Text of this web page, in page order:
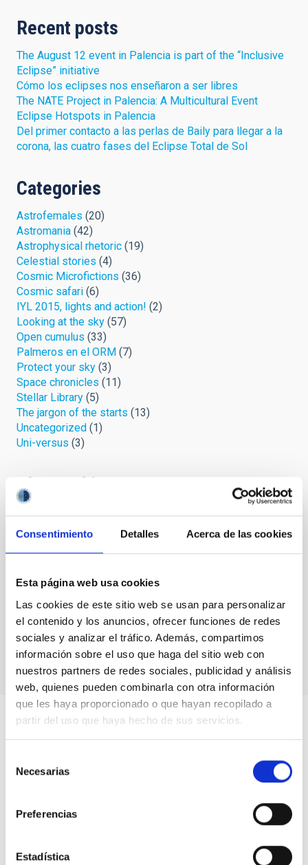
Consentimiento Detalles Acerca de las cookies
Esta página web usa cookies
Las cookies de este sitio web se usan para personalizar
el contenido y los anuncios, ofrecer funciones de redes
sociales y analizar el tráfico. Además, compartimos
información sobre el uso que haga del sitio web con
nuestros partners de redes sociales, publicidad y análisis
web, quienes pueden combinarla con otra información
que les haya proporcionado o que hayan recopilado a
partir del uso que haya hecho de sus servicios.
Necesarias
Preferencias
Estadística
Recent posts
The August 12 event in Palencia is part of the “Inclusive
Eclipse” initiative
Cómo los eclipses nos enseñaron a ser libres
The NATE Project in Palencia: A Multicultural Event
Eclipse Hotspots in Palencia
Del primer contacto a las perlas de Baily para llegar a la
corona, las cuatro fases del Eclipse Total de Sol
Categories
Astrofemales (20)
Astromania (42)
Astrophysical rhetoric (19)
Celestial stories (4)
Cosmic Microfictions (36)
Cosmic safari (6)
IYL 2015, lights and action! (2)
Looking at the sky (57)
Open cumulus (33)
Palmeros en el ORM (7)
Protect your sky (3)
Space chronicles (11)
Stellar Library (5)
The jargon of the starts (13)
Uncategorized (1)
Uni-versus (3)
Blog Archive
August 2026(2)
July 2026
(7)
June 2026(2)
April 2026(1)
February 2026(3)
December 2025(2)
November 2025(1)
October 2025(3)
August 2025
(1)